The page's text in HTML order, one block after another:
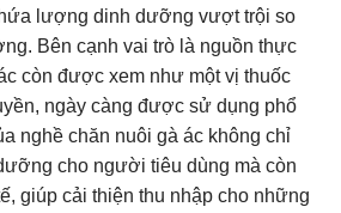
lượng dinh dưỡng vượt trội so
Bên cạnh vai trò là nguồn thực
còn được xem như một vị thuốc
ngày càng được sử dụng phổ
nghề chăn nuôi gà ác không chỉ
cho người tiêu dùng mà còn
giúp cải thiện thu nhập cho những